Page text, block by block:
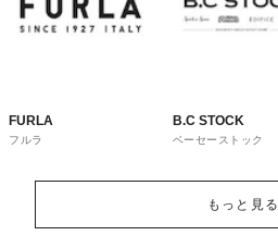
FURLA
フルラ
B.C STOCK
ベーセーストック
もっと見る